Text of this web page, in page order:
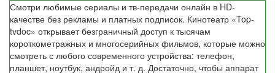
Смотри любимые сериалы и тв-передачи онлайн в HD-
качестве без рекламы и платных подписок. Кинотеатр «Top-
tvdoc» открывает безграничный доступ к тысячам
короткометражных и многосерийных фильмов, которые можно
смотреть с любого современного устройства: телефон,
планшет, ноутбук, андройд и т. д. Достаточно, чтобы аппарат